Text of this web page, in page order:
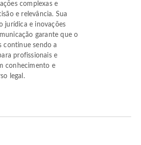
complexas e
e relevância. Sua
jurídica e inovações
garante que o
continue sendo a
profissionais e
conhecimento e
legal.